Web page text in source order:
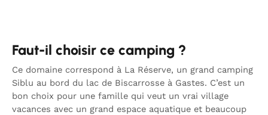
Faut-il choisir ce camping ?
Ce domaine correspond à La Réserve, un grand camping
Siblu au bord du lac de Biscarrosse à Gastes. C’est un
bon choix pour une famille qui veut un vrai village
vacances avec un grand espace aquatique et beaucoup